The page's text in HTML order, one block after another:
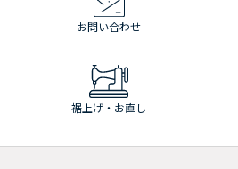
お問い合わせ
裾上げ・お直し